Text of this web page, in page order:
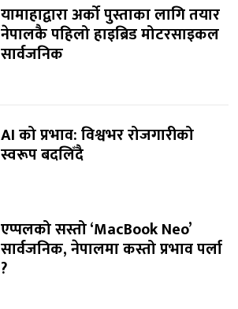
यामाहाद्वारा अर्को पुस्ताका लागि तयार
नेपालकै पहिलो हाइब्रिड मोटरसाइकल
सार्वजनिक
AI को प्रभाव: विश्वभर रोजगारीको
स्वरूप बदलिँदै
एप्पलको सस्तो ‘MacBook Neo’
सार्वजनिक, नेपालमा कस्तो प्रभाव पर्ला
?